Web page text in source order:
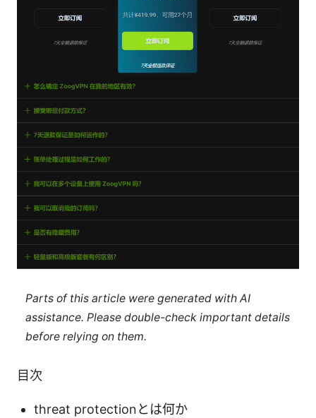
Parts of this article were generated with AI
assistance. Please double-check important details
before relying on them.
目次
threat protectionとは何か